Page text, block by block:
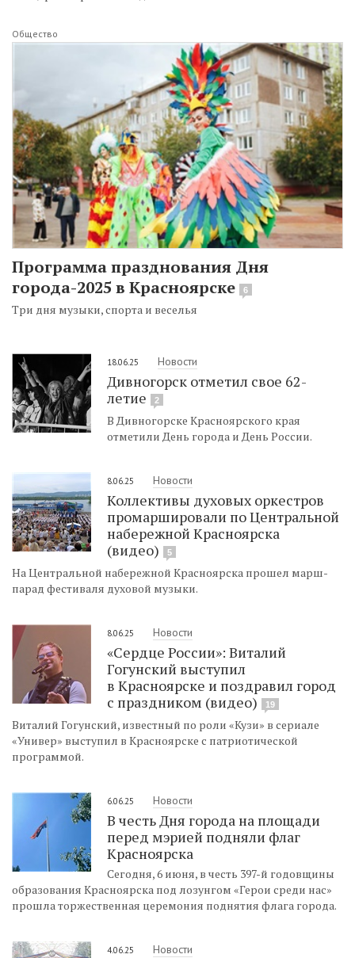
Общество
Программа празднования Дня
города-2025 в Красноярске
6
Три дня музыки, спорта и веселья
18.06.25 Новости
Дивногорск отметил свое 62-
летие
2
В Дивногорске Красноярского края
отметили День города и День России.
8.06.25 Новости
Коллективы духовых оркестров
промаршировали по Центральной
набережной Красноярска
(видео)
5
На Центральной набережной Красноярска прошел марш-
парад фестиваля духовой музыки.
8.06.25 Новости
«Сердце России»: Виталий
Гогунский выступил
в Красноярске и поздравил город
с праздником (видео)
19
Виталий Гогунский, известный по роли «Кузи» в сериале
«Универ» выступил в Красноярске с патриотической
программой.
6.06.25 Новости
В честь Дня города на площади
перед мэрией подняли флаг
Красноярска
Сегодня, 6 июня, в честь 397-й годовщины
образования Красноярска под лозунгом «Герои среди нас»
прошла торжественная церемония поднятия флага города.
4.06.25 Новости